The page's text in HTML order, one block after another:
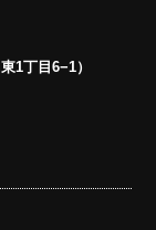
1丁目6−1）